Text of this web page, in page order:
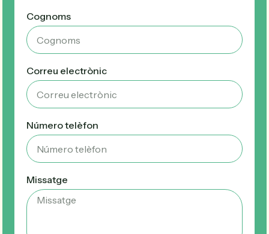
Cognoms
Correu electrònic
Número telèfon
Missatge